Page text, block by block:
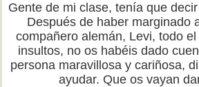
Gente de mi clase, tenía que
Después de haber marginado
compañero alemán, Levi, todo
insultos, no os habéis dado
persona maravillosa y cariñosa,
ayudar. Que os vayan